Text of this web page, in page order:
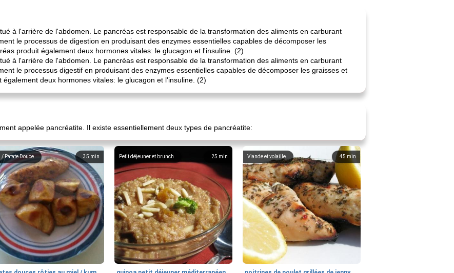
à l'arrière de l'abdomen. Le pancréas est responsable de la transformation des aliments en carburant
le processus de digestion en produisant des enzymes essentielles capables de décomposer les
produit également deux hormones vitales: le glucagon et l'insuline. (2)
à l'arrière de l'abdomen. Le pancréas est responsable de la transformation des aliments en carburant
le processus digestif en produisant des enzymes essentielles capables de décomposer les graisses et
deux hormones vitales: le glucagon et l'insuline. (2)
appelée pancréatite. Il existe essentiellement deux types de pancréatite:
35 min
/ Patate Douce 25 min
Petit déjeuner et brunch 45 min
Viande et volaille